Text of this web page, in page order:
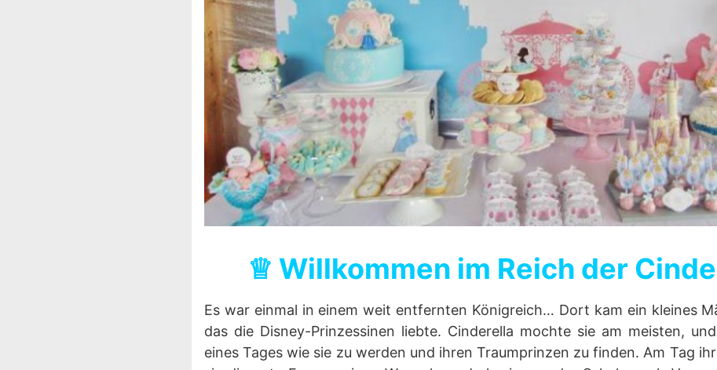
♕ Willkommen im Reich der
Es war einmal in einem weit entfernten Königreich… Dort kam ein kleines
das die Disney-Prinzessinen liebte. Cinderella mochte sie am meisten,
eines Tages wie sie zu werden und ihren Traumprinzen zu finden. Am Tag